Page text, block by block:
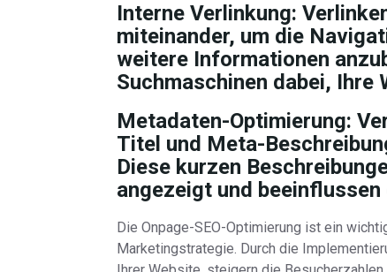
Interne Verlinkung:
miteinander, um die
weitere Informationen
Suchmaschinen dabei, Ihre
Metadaten-Optimierung:
Titel und Meta-
Diese kurzen
angezeigt und
Die Onpage-SEO-Optimierung ist ein
Marketingstrategie. Durch die